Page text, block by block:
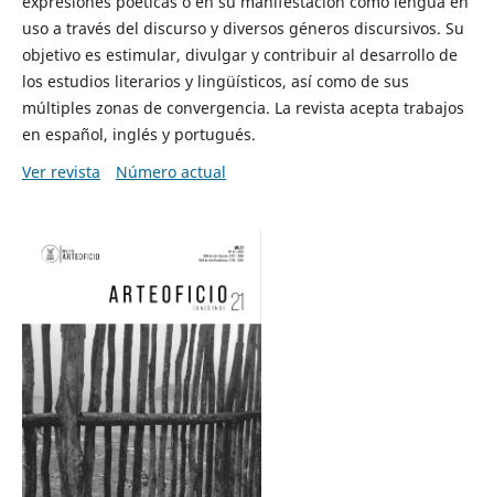
uso a través del discurso y diversos géneros discursivos. Su
objetivo es estimular, divulgar y contribuir al desarrollo de
los estudios literarios y lingüísticos, así como de sus
múltiples zonas de convergencia. La revista acepta trabajos
en español, inglés y portugués.
Ver revista
Número actual